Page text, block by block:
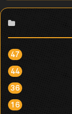
47
44
36
16